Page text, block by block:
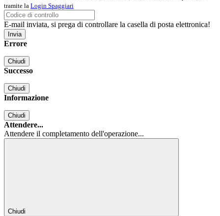
tramite la Login Spaggiari
E-mail inviata, si prega di controllare la casella di posta elettronica!
Errore
Chiudi
Successo
Chiudi
Informazione
Chiudi
Attendere...
Attendere il completamento dell'operazione...
Chiudi